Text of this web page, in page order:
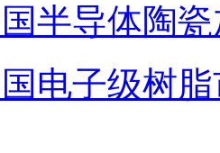
半导体陶
电子级树